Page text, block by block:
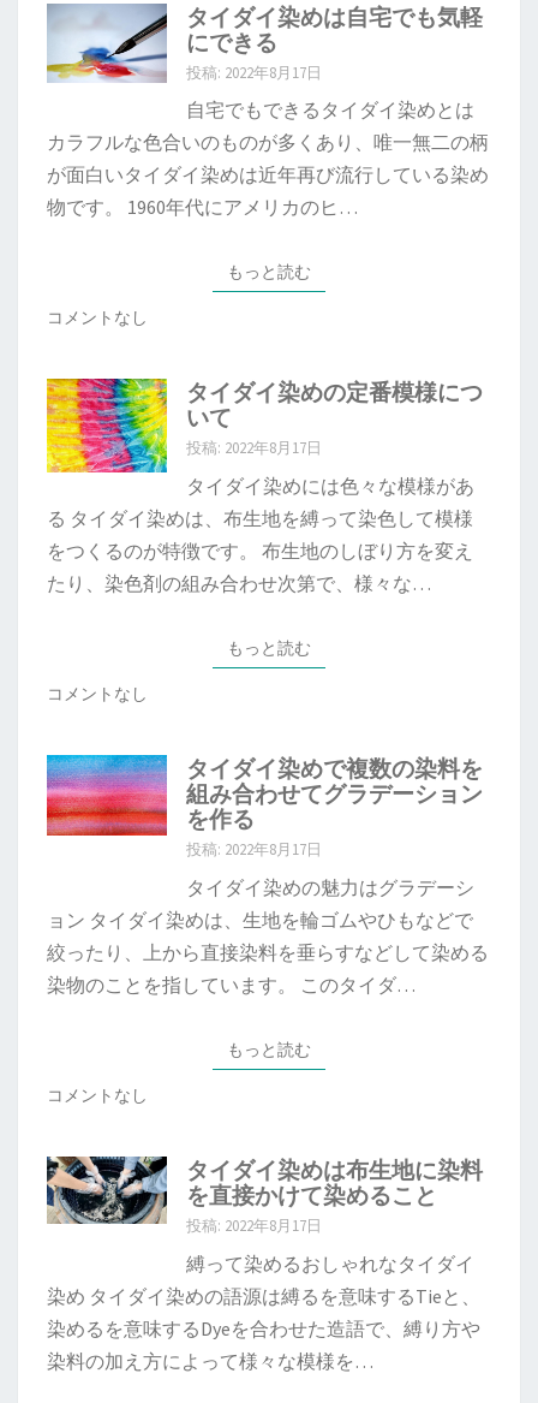
タイダイ染めは自宅でも気軽
にできる
投稿: 2022年8月17日
自宅でもできるタイダイ染めとは
カラフルな色合いのものが多くあり、唯一無二の柄
が面白いタイダイ染めは近年再び流行している染め
物です。 1960年代にアメリカのヒ…
もっと読む
コメントなし
タイダイ染めの定番模様につ
いて
投稿: 2022年8月17日
タイダイ染めには色々な模様があ
る タイダイ染めは、布生地を縛って染色して模様
をつくるのが特徴です。 布生地のしぼり方を変え
たり、染色剤の組み合わせ次第で、様々な…
もっと読む
コメントなし
タイダイ染めで複数の染料を
組み合わせてグラデーション
を作る
投稿: 2022年8月17日
タイダイ染めの魅力はグラデーシ
ョン タイダイ染めは、生地を輪ゴムやひもなどで
絞ったり、上から直接染料を垂らすなどして染める
染物のことを指しています。 このタイダ…
もっと読む
コメントなし
タイダイ染めは布生地に染料
を直接かけて染めること
投稿: 2022年8月17日
縛って染めるおしゃれなタイダイ
染め タイダイ染めの語源は縛るを意味するTieと、
染めるを意味するDyeを合わせた造語で、縛り方や
染料の加え方によって様々な模様を…